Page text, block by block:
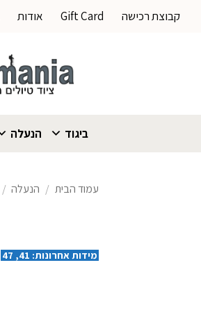
קבוצת רכישה Gift Card אודות
ביגוד הנעלה
עמוד הבית / הנעלה /
מידות אחרונות: 41, 47